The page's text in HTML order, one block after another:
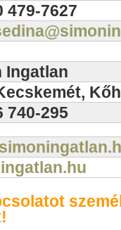
479-7627
Ingatlan
740-295